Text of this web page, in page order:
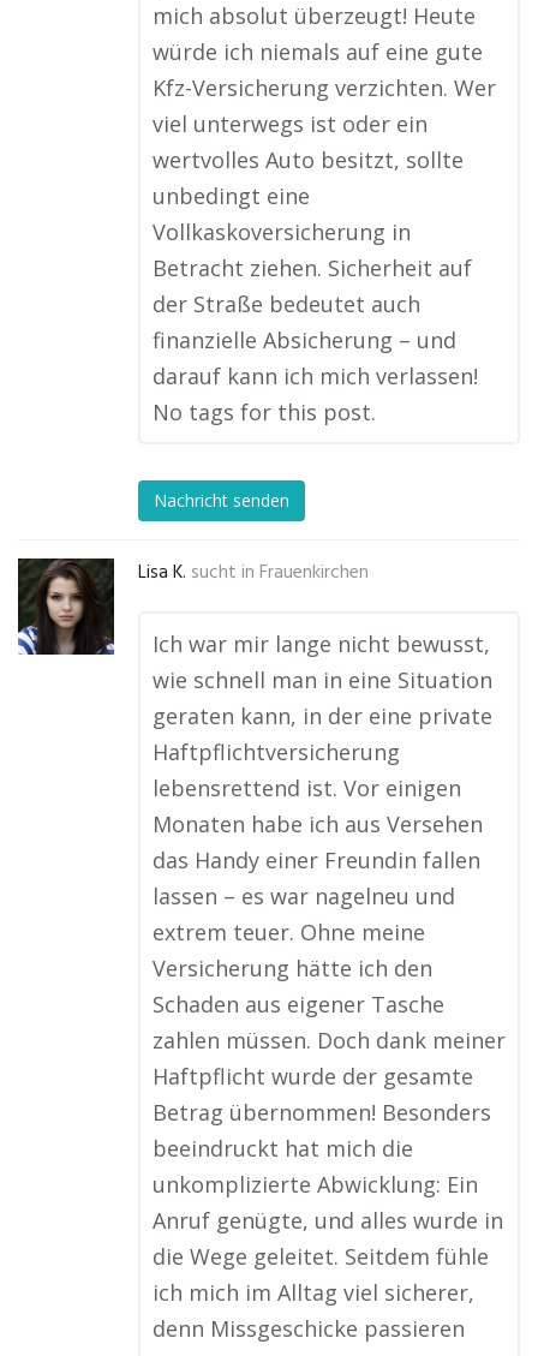
mich absolut überzeugt! Heute
würde ich niemals auf eine gute
Kfz-Versicherung verzichten. Wer
viel unterwegs ist oder ein
wertvolles Auto besitzt, sollte
unbedingt eine
Vollkaskoversicherung in
Betracht ziehen. Sicherheit auf
der Straße bedeutet auch
finanzielle Absicherung – und
darauf kann ich mich verlassen!
No tags for this post.
Nachricht senden
Lisa K. sucht in Frauenkirchen
Ich war mir lange nicht bewusst,
wie schnell man in eine Situation
geraten kann, in der eine private
Haftpflichtversicherung
lebensrettend ist. Vor einigen
Monaten habe ich aus Versehen
das Handy einer Freundin fallen
lassen – es war nagelneu und
extrem teuer. Ohne meine
Versicherung hätte ich den
Schaden aus eigener Tasche
zahlen müssen. Doch dank meiner
Haftpflicht wurde der gesamte
Betrag übernommen! Besonders
beeindruckt hat mich die
unkomplizierte Abwicklung: Ein
Anruf genügte, und alles wurde in
die Wege geleitet. Seitdem fühle
ich mich im Alltag viel sicherer,
denn Missgeschicke passieren